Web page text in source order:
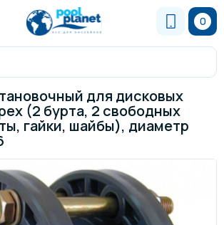
0
для дисковых
(2 бурта, 2 свободных
гайки, шайбы), диаметр